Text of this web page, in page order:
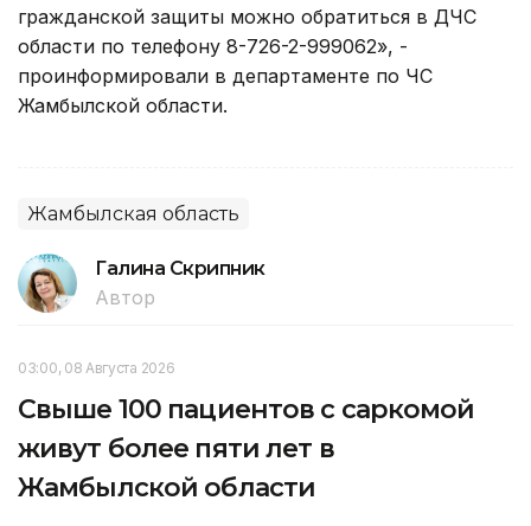
гражданской защиты можно обратиться в ДЧС
области по телефону 8-726-2-999062», -
проинформировали в департаменте по ЧС
Жамбылской области.
Жамбылская область
Галина Скрипник
Автор
03:00, 08 Августа 2026
Свыше 100 пациентов с саркомой
живут более пяти лет в
Жамбылской области